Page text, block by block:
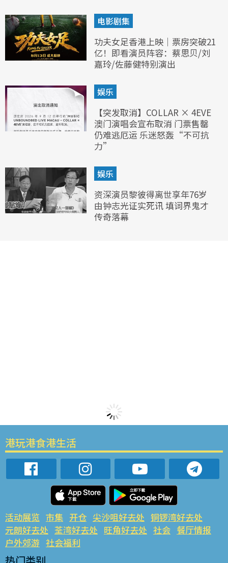
电影剧集
功夫女足香港上映｜票房突破21
亿！即看演员阵容：蔡思贝/刘
嘉玲/佐藤健特别演出
娱乐
【突发取消】COLLAR × 4EVE
澳门演唱会宣布取消 门票售罄
仍难逃厄运 乐迷怒轰“不可抗
力”
娱乐
资深演员黎彼得离世享年76岁
由钟志光证实死讯 填词界鬼才
传奇落幕
港玩港食港生活
活动展览 市集 开仓 尖沙咀好去处 铜锣湾好去处
元朗好去处 荃湾好去处 旺角好去处 社会 餐厅情报
户外郊游 社会福利
热门类别